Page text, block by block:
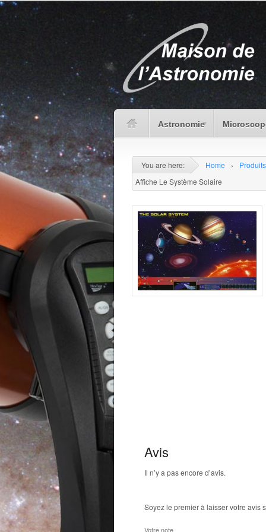
Astronomie
You are here: Home › Produits
Affiche Le Système Solaire
Avis
Il n’y a pas encore d’avis.
Soyez le premier à laisser votre avis
Votre note